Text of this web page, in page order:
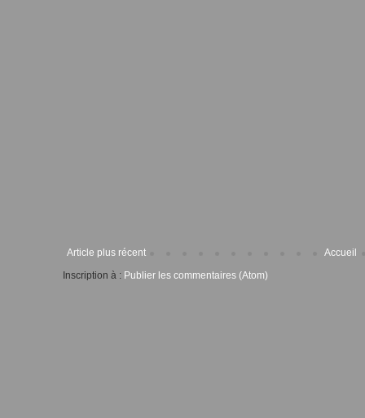
Article plus récent
Accueil
Inscription à : Publier les commentaires (Atom)